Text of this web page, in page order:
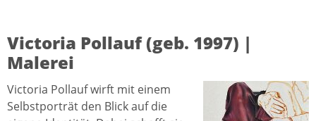
Victoria Pollauf (geb. 1997) |
Malerei
Victoria Pollauf wirft mit einem
Selbstporträt den Blick auf die